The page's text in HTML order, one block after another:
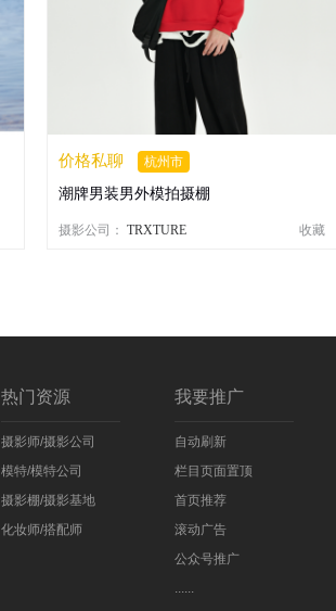
价格私聊 杭州市
潮牌男装男外模拍摄棚
摄影公司： TRXTURE 收藏
热门资源
摄影师/摄影公司
模特/模特公司
摄影棚/摄影基地
化妆师/搭配师
我要推广
自动刷新
栏目页面置顶
首页推荐
滚动广告
公众号推广
......